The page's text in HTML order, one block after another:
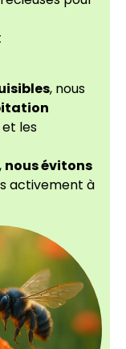
, nous
les
nous évitons
activement à